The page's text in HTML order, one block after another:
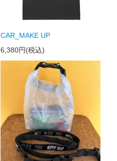
CAR_MAKE UP
6,380円(税込)